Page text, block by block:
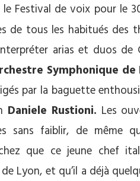
Festival de voix pour le
de tous les habitués des
arias et duos de
Symphonique
par la baguette
Daniele Rustioni. Les
sans faiblir, de même
que ce jeune chef
Lyon, et qu’il a déjà